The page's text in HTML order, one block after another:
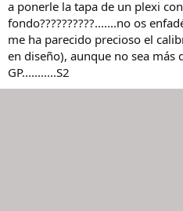
a ponerle la tapa de un plexi
fondo??????????.......no os
me ha parecido precioso el
en diseño), aunque no sea más
GP...........S2